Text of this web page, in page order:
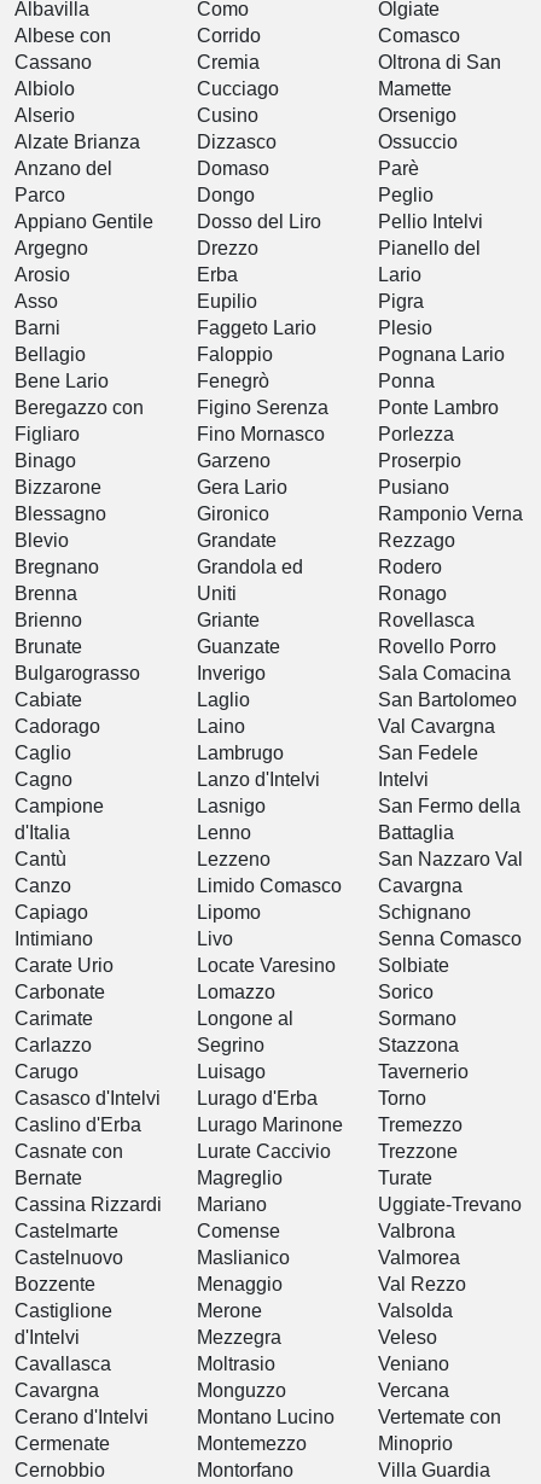
Albavilla
Albese con
Cassano
Albiolo
Alserio
Alzate Brianza
Anzano del
Parco
Appiano Gentile
Argegno
Arosio
Asso
Barni
Bellagio
Bene Lario
Beregazzo con
Figliaro
Binago
Bizzarone
Blessagno
Blevio
Bregnano
Brenna
Brienno
Brunate
Bulgarograsso
Cabiate
Cadorago
Caglio
Cagno
Campione
d'Italia
Cantù
Canzo
Capiago
Intimiano
Carate Urio
Carbonate
Carimate
Carlazzo
Carugo
Casasco d'Intelvi
Caslino d'Erba
Casnate con
Bernate
Cassina Rizzardi
Castelmarte
Castelnuovo
Bozzente
Castiglione
d'Intelvi
Cavallasca
Cavargna
Cerano d'Intelvi
Cermenate
Cernobbio
Como
Corrido
Cremia
Cucciago
Cusino
Dizzasco
Domaso
Dongo
Dosso del Liro
Drezzo
Erba
Eupilio
Faggeto Lario
Faloppio
Fenegrò
Figino Serenza
Fino Mornasco
Garzeno
Gera Lario
Gironico
Grandate
Grandola ed
Uniti
Griante
Guanzate
Inverigo
Laglio
Laino
Lambrugo
Lanzo d'Intelvi
Lasnigo
Lenno
Lezzeno
Limido Comasco
Lipomo
Livo
Locate Varesino
Lomazzo
Longone al
Segrino
Luisago
Lurago d'Erba
Lurago Marinone
Lurate Caccivio
Magreglio
Mariano
Comense
Maslianico
Menaggio
Merone
Mezzegra
Moltrasio
Monguzzo
Montano Lucino
Montemezzo
Montorfano
Olgiate
Comasco
Oltrona di San
Mamette
Orsenigo
Ossuccio
Parè
Peglio
Pellio Intelvi
Pianello del
Lario
Pigra
Plesio
Pognana Lario
Ponna
Ponte Lambro
Porlezza
Proserpio
Pusiano
Ramponio Verna
Rezzago
Rodero
Ronago
Rovellasca
Rovello Porro
Sala Comacina
San Bartolomeo
Val Cavargna
San Fedele
Intelvi
San Fermo della
Battaglia
San Nazzaro Val
Cavargna
Schignano
Senna Comasco
Solbiate
Sorico
Sormano
Stazzona
Tavernerio
Torno
Tremezzo
Trezzone
Turate
Uggiate-Trevano
Valbrona
Valmorea
Val Rezzo
Valsolda
Veleso
Veniano
Vercana
Vertemate con
Minoprio
Villa Guardia